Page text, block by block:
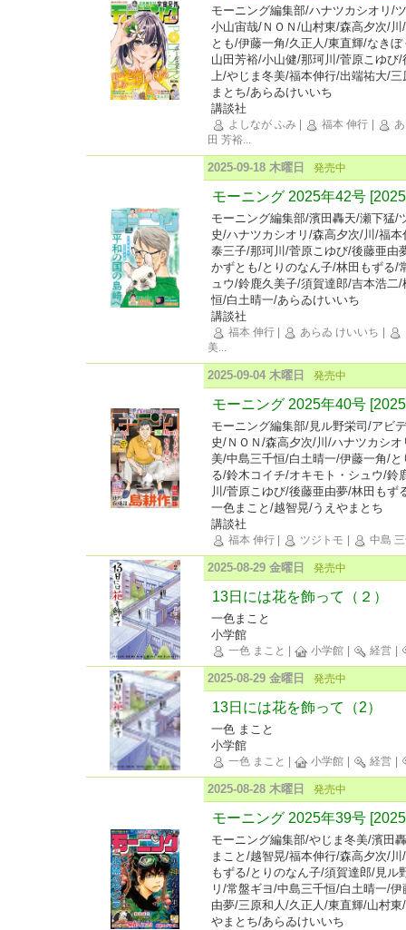
モーニング編集部/ハナツカシオリ/
小山宙哉/ＮＯＮ/山村東/森高夕次/
とも/伊藤一角/久正人/東直輝/なき
山田芳裕/小山健/那珂川/菅原こゆび
上/やじま冬美/福本伸行/出端祐大/
まとち/あらゐけいいち
講談社
よしなが ふみ 福本 伸行
田 芳裕...
2025-09-18 木曜日 発売中
モーニング 2025年42号
モーニング編集部/濱田轟天/瀬下猛/
史/ハナツカシオリ/森高夕次/川/福
泰三子/那珂川/菅原こゆび/後藤亜由
かずとも/とりのなん子/林田もずる/
ュウ/鈴鹿久美子/須賀達郎/吉本浩二
恒/白土晴一/あらゐけいいち
講談社
福本 伸行 あらゐ けいいち
美...
2025-09-04 木曜日 発売中
モーニング 2025年40号
モーニング編集部/見ル野栄司/アビ
史/ＮＯＮ/森高夕次/川/ハナツカシ
美/中島三千恒/白土晴一/伊藤一角/
る/鈴木コイチ/オキモト・シュウ/鈴
川/菅原こゆび/後藤亜由夢/林田も
一色まこと/越智晃/うえやまとち
講談社
福本 伸行 ツジトモ 中島
2025-08-29 金曜日 発売中
13日には花を飾って（２）
一色まこと
小学館
一色 まこと 小学館 経営
2025-08-29 金曜日 発売中
13日には花を飾って（2）
一色 まこと
小学館
一色 まこと 小学館 経営
2025-08-28 木曜日 発売中
モーニング 2025年39号
モーニング編集部/やじま冬美/濱田
まこと/越智晃/福本伸行/森高夕次/
もずる/とりのなん子/須賀達郎/見ル
リ/常盤ギヨ/中島三千恒/白土晴一/
由夢/三原和人/久正人/東直輝/山村
やまとち/あらゐけいいち